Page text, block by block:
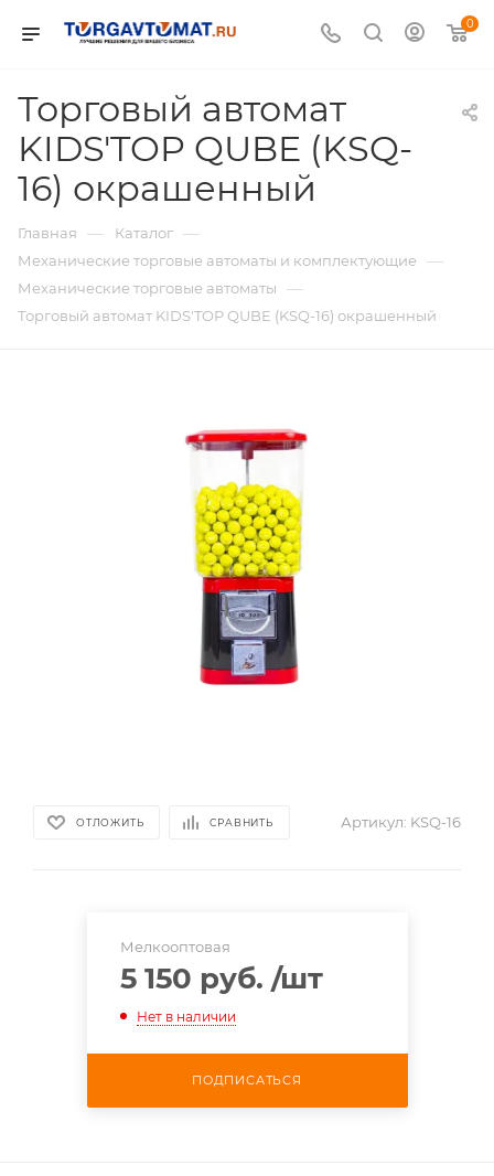
0
Торговый автомат
KIDS'TOP QUBE (KSQ-
16) окрашенный
Главная — Каталог —
Механические торговые автоматы и комплектующие —
Механические торговые автоматы —
Торговый автомат KIDS'TOP QUBE (KSQ-16) окрашенный
ОТЛОЖИТЬ СРАВНИТЬ Артикул: KSQ-16
Мелкооптовая
5 150 руб. /шт
Нет в наличии
ПОДПИСАТЬСЯ